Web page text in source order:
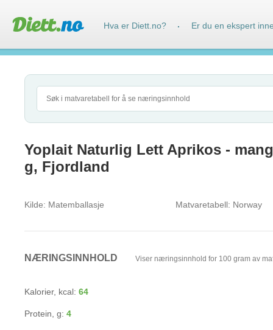
Yoplait Naturlig Lett Aprikos -
g, Fjordland
Kilde: Matemballasje Matvaretabell: Norway
NÆRINGSINNHOLD Viser næringsinnhold for 100 gram av
Kalorier, kcal: 64
Protein, g: 4
Hva er Diett.no? · Er du en ekspert